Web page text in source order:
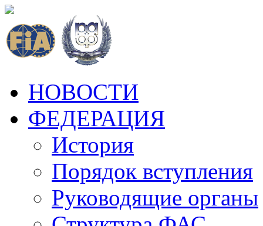
НОВОСТИ
ФЕДЕРАЦИЯ
История
Порядок вступления
Руководящие органы